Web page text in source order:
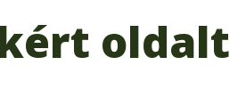
kért oldalt